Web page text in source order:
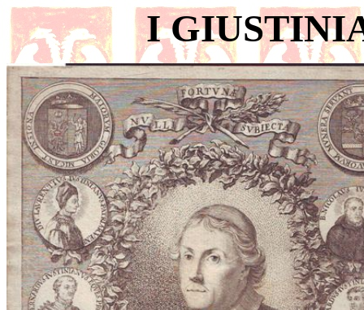
I